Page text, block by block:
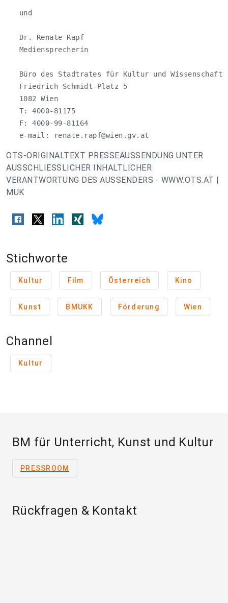
   und
   Dr. Renate Rapf
   Mediensprecherin
   Büro des Stadtrates für Kultur und Wissenschaft
   Friedrich Schmidt-Platz 5
   1082 Wien
   T: 4000-81175
   F: 4000-99-81164
   e-mail:
renate.rapf@wien.gv.at
OTS-ORIGINALTEXT PRESSEAUSSENDUNG UNTER
AUSSCHLIESSLICHER INHALTLICHER
VERANTWORTUNG DES AUSSENDERS - WWW.OTS.AT |
MUK
Stichworte
Kultur Film Österreich Kino
Kunst BMUKK Förderung Wien
Channel
Kultur
BM für Unterricht, Kunst und Kultur
PRESSROOM
Rückfragen & Kontakt